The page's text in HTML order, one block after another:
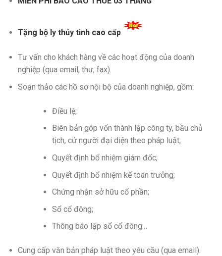
Tặng bộ ly thủy tinh cao cấp
Tư vấn cho khách hàng về các hoạt động của doanh
nghiệp (qua email, thư, fax).
Soạn thảo các hồ sơ nội bộ của doanh nghiệp, gồm:
Điều lệ;
Biên bản góp vốn thành lập công ty, bầu chủ
tịch, cử người đại diện theo pháp luật;
Quyết định bổ nhiệm giám đốc;
Quyết định bổ nhiệm kế toán trưởng;
Chứng nhận sở hữu cổ phần;
Sổ cổ đông;
Thông báo lập sổ cổ đông…
Cung cấp văn bản pháp luật theo yêu cầu (qua email).